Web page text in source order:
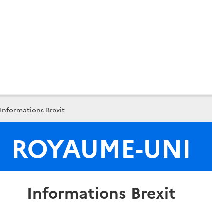
Informations Brexit
ROYAUME-UNI
Informations Brexit